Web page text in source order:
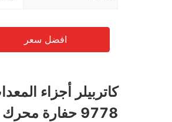
افضل سعر
9778 حفارة محرك مروحة عالية القوة